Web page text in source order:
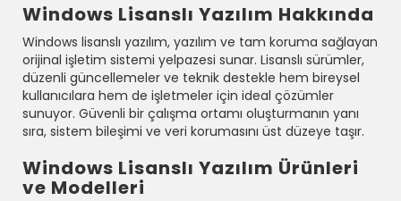
Windows Lisanslı Yazılım Hakkında
Windows lisanslı yazılım, yazılım ve tam koruma sağlayan
orijinal işletim sistemi yelpazesi sunar. Lisanslı sürümler,
düzenli güncellemeler ve teknik destekle hem bireysel
kullanıcılara hem de işletmeler için ideal çözümler
sunuyor. Güvenli bir çalışma ortamı oluşturmanın yanı
sıra, sistem bileşimi ve veri korumasını üst düzeye taşır.
Windows Lisanslı Yazılım Ürünleri
ve Modelleri